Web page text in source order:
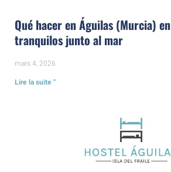
Qué hacer en Águilas (Murcia)
tranquilos junto al mar
mars 4, 2026
Lire la suite "